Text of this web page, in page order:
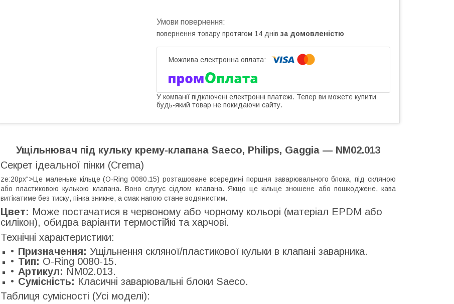
повернення товару протягом 14 днів за домовленістю
У компанії підключені електронні платежі. Тепер ви можете купити
будь-який товар не покидаючи сайту.
Ущільнювач під кульку крему-клапана Saeco, Philips, Gaggia — NM02.013
Секрет ідеальної пінки (Crema)
ze:20px">Це маленьке кільце (O-Ring 0080.15) розташоване всередині поршня заварювального блока, під скляною
або пластиковою кулькою клапана. Воно слугує сідлом клапана. Якщо це кільце зношене або пошкоджене, кава
витікатиме без тиску, пінка зникне, а смак напою стане водянистим.
Цвет: Може постачатися в червоному або чорному кольорі (матеріал EPDM або
силікон), обидва варіанти термостійкі та харчові.
Технічні характеристики:
Призначення: Ущільнення скляної/пластикової кульки в клапані заварника.
Тип: O-Ring 0080-15.
Артикул: NM02.013.
Сумісність: Класичні заварювальні блоки Saeco.
Таблиця сумісності (Усі моделі):